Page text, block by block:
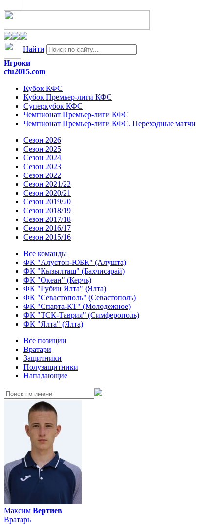
Найти
Игроки
cfu2015.com
Кубок КФС
Кубок Премьер-лиги КФС
Суперкубок КФС
Чемпионат Премьер-лиги КФС
Чемпионат Премьер-лиги КФС. Переходные матчи
Сезон 2026
Сезон 2025
Сезон 2024
Сезон 2023
Сезон 2022
Сезон 2021/22
Сезон 2020/21
Сезон 2019/20
Сезон 2018/19
Сезон 2017/18
Сезон 2016/17
Сезон 2015/16
Все команды
ФК "Алустон-ЮБК" (Алушта)
ФК "Кызылташ" (Бахчисарай)
ФК "Океан" (Керчь)
ФК "Рубин Ялта" (Ялта)
ФК "Севастополь" (Севастополь)
ФК "Спарта-КТ" (Молодежное)
ФК "ТСК-Таврия" (Симферополь)
ФК "Ялта" (Ялта)
Все позиции
Вратари
Защитники
Полузащитники
Нападающие
Максим Вертиев
Вратарь